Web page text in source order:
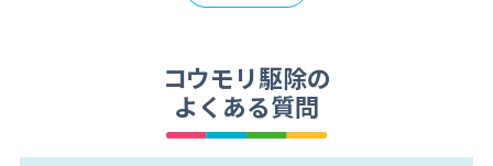
コウモリ駆除の
よくある質問